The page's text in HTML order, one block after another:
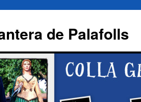
de Palafolls